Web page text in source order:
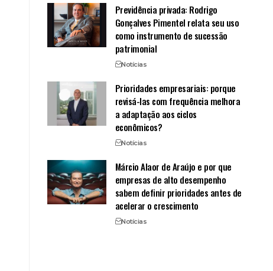
Previdência privada: Rodrigo
Gonçalves Pimentel relata seu uso
como instrumento de sucessão
patrimonial
Notícias
Prioridades empresariais: porque
revisá-las com frequência melhora
a adaptação aos ciclos
econômicos?
Notícias
Márcio Alaor de Araújo e por que
empresas de alto desempenho
sabem definir prioridades antes de
acelerar o crescimento
Notícias